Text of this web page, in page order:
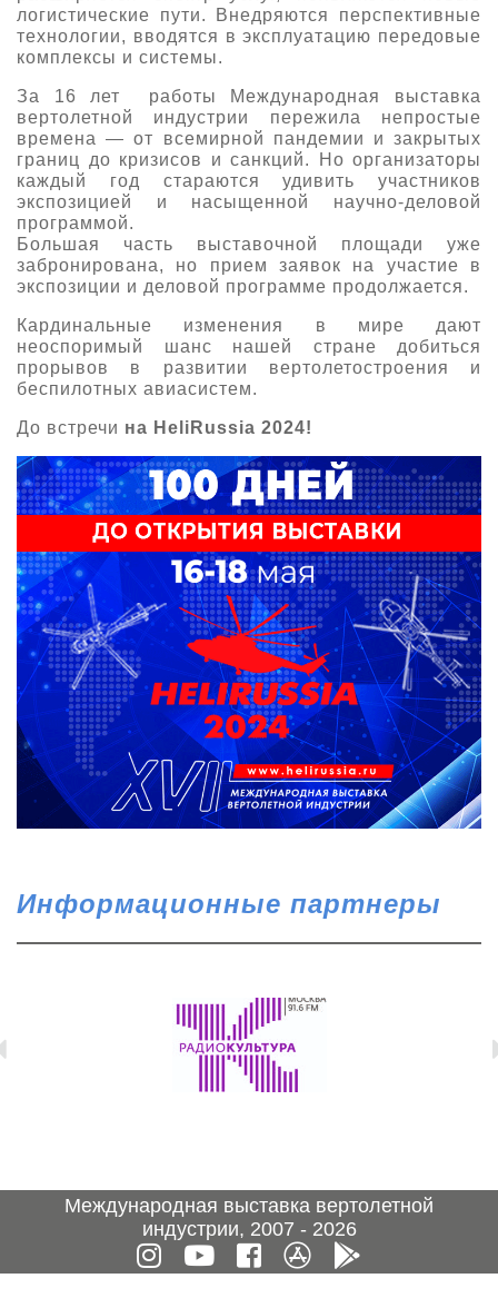
Документы
Контакты
Заочное участие
Прилет на выставку
Основные требования МВЦ «Крокус Экспо»
Место проведения HeliRussia
Схема проезда
Правила доступа и пребывания Крокус Экспо
Аккредитация прессы
Положение об аккредитации
Публикации о выставке
Пресс-релизы
Архив
логистические пути. Внедряются перспективные
технологии, вводятся в эксплуатацию передовые
комплексы и системы.
За 16 лет работы Международная выставка
вертолетной индустрии пережила непростые
времена — от всемирной пандемии и закрытых
границ до кризисов и санкций. Но организаторы
каждый год стараются удивить участников
экспозицией и насыщенной научно-деловой
программой.
Большая часть выставочной площади уже
забронирована, но прием заявок на участие в
экспозиции и деловой программе продолжается.
Кардинальные изменения в мире дают
неоспоримый шанс нашей стране добиться
прорывов в развитии вертолетостроения и
беспилотных авиасистем.
До встречи на HeliRussia 2024!
Информационные партнеры
Международная выставка вертолетной
индустрии, 2007 - 2026